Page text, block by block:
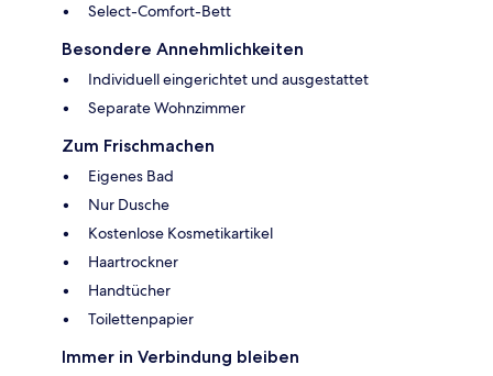
Select-Comfort-Bett
Besondere Annehmlichkeiten
Individuell eingerichtet und ausgestattet
Separate Wohnzimmer
Zum Frischmachen
Eigenes Bad
Nur Dusche
Kostenlose Kosmetikartikel
Haartrockner
Handtücher
Toilettenpapier
Immer in Verbindung bleiben